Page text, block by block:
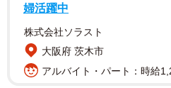
展示された布マスク（京都大学OASES
「博物館は、かつての世相や遺
に過去を伝える重要な役割があ
ってますし、何ら遜色ない展示
婦活躍中
株式会社ソラスト
大阪府 茨木市
アルバイト・パート：時給